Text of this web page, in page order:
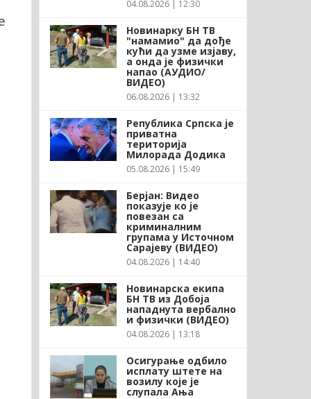
04.08.2026 | 12:30
Новинарку БН ТВ
"намамио" да дође
кући да узме изјаву,
а онда је физички
напао (АУДИО/
ВИДЕО)
06.08.2026 | 13:32
Република Српска је
приватна
територија
Милорада Додика
05.08.2026 | 15:49
Берјан: Видео
показује ко је
повезан са
криминалним
групама у Источном
Сарајеву (ВИДЕО)
04.08.2026 | 14:40
Новинарска екипа
БН ТВ из Добоја
нападнута вербално
и физички (ВИДЕО)
04.08.2026 | 13:18
Осигурање одбило
исплату штете на
возилу које је
слупала Ања